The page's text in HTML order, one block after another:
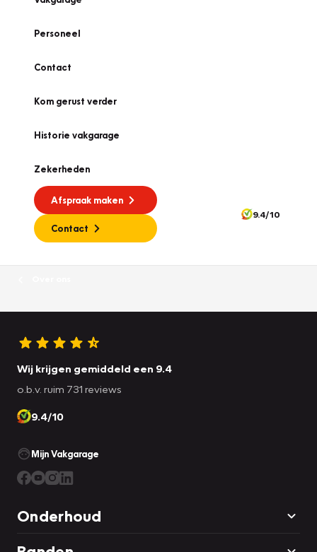
Personeel
Contact
Kom gerust verder
Historie vakgarage
Zekerheden
Afspraak maken
Contact
9.4/10
Wij krijgen gemiddeld een 9.4
o.b.v. ruim 731 reviews
9.4/10
Mijn Vakgarage
Onderhoud